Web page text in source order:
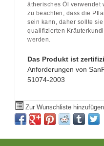
ätherisches Öl verwendet
zu beachten, dass die
sein kann, daher sollte
qualifizierten
werden.
Das Produkt ist
Anforderungen von
51074-2003
Zur Wunschliste hinzufügen